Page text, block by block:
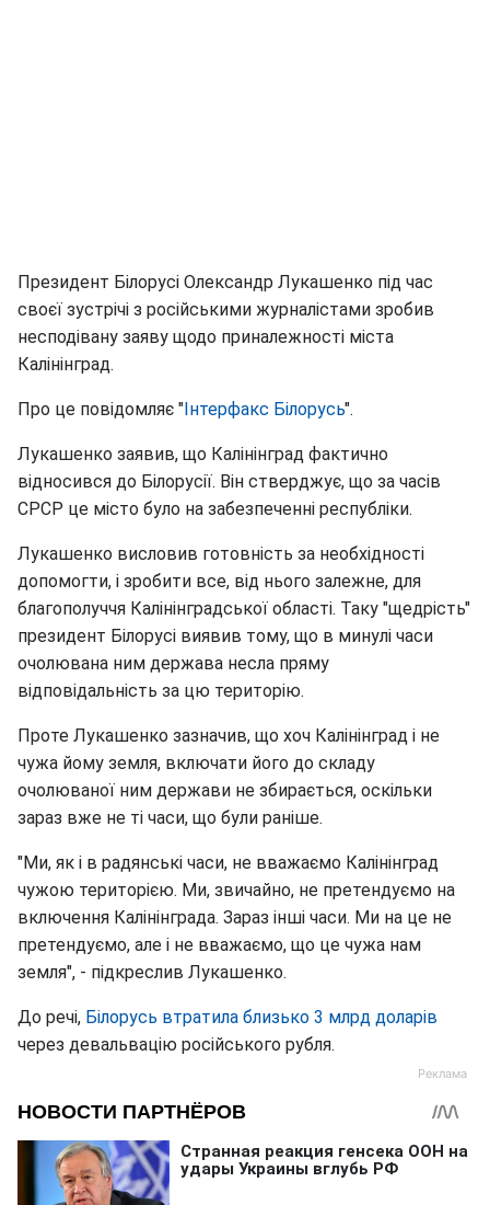
Президент Білорусі Олександр Лукашенко під час
своєї зустрічі з російськими журналістами зробив
несподівану заяву щодо приналежності міста
Калінінград.
Про це повідомляє "Інтерфакс Білорусь".
Лукашенко заявив, що Калінінград фактично
відносився до Білорусії. Він стверджує, що за часів
СРСР це місто було на забезпеченні республіки.
Лукашенко висловив готовність за необхідності
допомогти, і зробити все, від нього залежне, для
благополуччя Калінінградської області. Таку "щедрість"
президент Білорусі виявив тому, що в минулі часи
очолювана ним держава несла пряму
відповідальність за цю територію.
Проте Лукашенко зазначив, що хоч Калінінград і не
чужа йому земля, включати його до складу
очолюваної ним держави не збирається, оскільки
зараз вже не ті часи, що були раніше.
"Ми, як і в радянські часи, не вважаємо Калінінград
чужою територією. Ми, звичайно, не претендуємо на
включення Калінінграда. Зараз інші часи. Ми на це не
претендуємо, але і не вважаємо, що це чужа нам
земля", - підкреслив Лукашенко.
До речі, Білорусь втратила близько 3 млрд доларів
через девальвацію російського рубля.